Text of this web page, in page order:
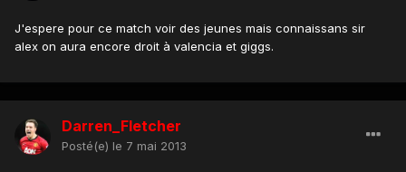
J'espere pour ce match voir des jeunes mais connaissans sir
alex on aura encore droit à valencia et giggs.
Darren_Fletcher
Posté(e) le 7 mai 2013